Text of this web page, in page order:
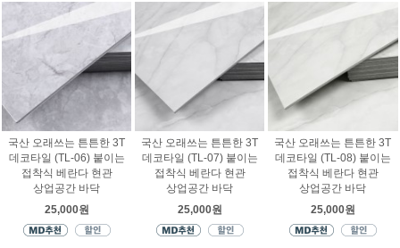
국산 오래쓰는 튼튼한 3T
데코타일 (TL-06) 붙이는
접착식 베란다 현관
상업공간 바닥
25,000원
국산 오래쓰는 튼튼한 3T
데코타일 (TL-07) 붙이는
접착식 베란다 현관
상업공간 바닥
25,000원
국산 오래쓰는 튼튼한 3T
데코타일 (TL-08) 붙이는
접착식 베란다 현관
상업공간 바닥
25,000원